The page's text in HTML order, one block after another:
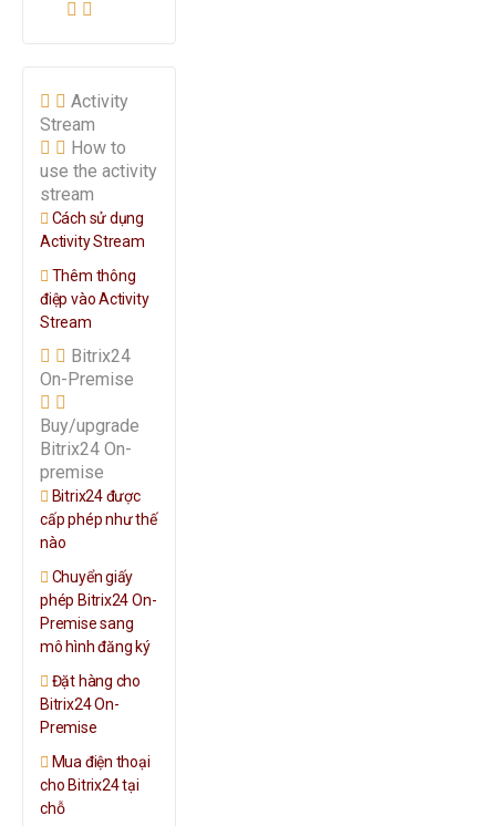
Activity
Stream
How to
use the activity
stream
Cách sử dụng
Activity Stream
Thêm thông
điệp vào Activity
Stream
Bitrix24
On-Premise
Buy/upgrade
Bitrix24 On-
premise
Bitrix24 được
cấp phép như thế
nào
Chuyển giấy
phép Bitrix24 On-
Premise sang
mô hình đăng ký
Đặt hàng cho
Bitrix24 On-
Premise
Mua điện thoại
cho Bitrix24 tại
chỗ